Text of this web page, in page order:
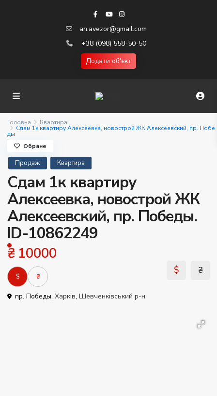
an.avezor@gmail.com
+38 (098) 558-50-50
Додати об'єкт
Головна Квартира
Сдам 1к квартиру Алексеевка, новострой ЖК Алексеевский, пр. Побе
ды
Продаж Квартира
Сдам 1к квартиру
Алексеевка, новострой ЖК
Алексеевский, пр. Победы.
ID-10862249
₴ 10000
$ ₴
пр. Победы, Харків, Шевченківський р-н
Обране
$ ₴